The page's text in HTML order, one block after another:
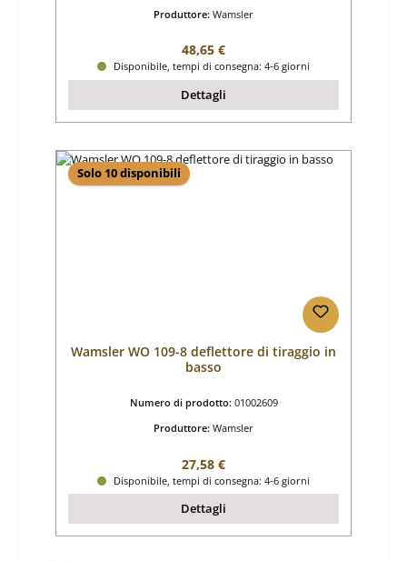
Produttore: Wamsler
Prezzo normale:
48,65 €
Disponibile, tempi di consegna: 4-6 giorni
Dettagli
Solo 10 disponibili
Wamsler WO 109-8 deflettore di tiraggio in
basso
Numero di prodotto: 01002609
Produttore: Wamsler
Prezzo normale:
27,58 €
Disponibile, tempi di consegna: 4-6 giorni
Dettagli